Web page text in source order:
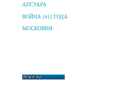
АПСУАРА
ВОЙНА 1812 ГОДА
МОСКОВИЯ